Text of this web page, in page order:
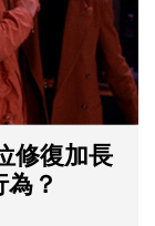
修復加長
？